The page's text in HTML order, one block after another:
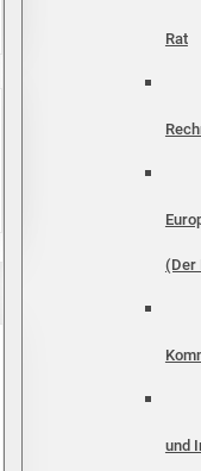
Rat
(Der
und